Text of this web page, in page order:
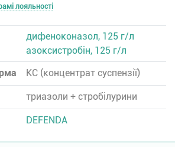
лояльності
дифеноконазол, 125 г/л
азоксистробін, 125 г/л
КC (концентрат суспензії)
триазоли + стробілурини
DEFENDA